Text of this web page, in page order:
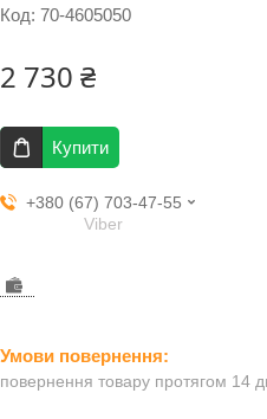
Код: 70-4605050
2 730 ₴
Купити
+380 (67) 703-47-55
Viber
повернення товару протягом 14